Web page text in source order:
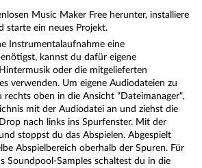
Music Maker Free herunter, installiere
starte ein neues Projekt.
Instrumentalaufnahme eine
kannst du dafür eigene
oder die mitgelieferten
verwenden. Um eigene Audiodateien zu
rechts oben in die Ansicht "Dateimanager",
mit der Audiodatei an und ziehst die
nach links ins Spurfenster. Mit der
stoppst du das Abspielen. Abgespielt
Abspielbereich oberhalb der Spuren. Für
Soundpool-Samples schaltest du in die